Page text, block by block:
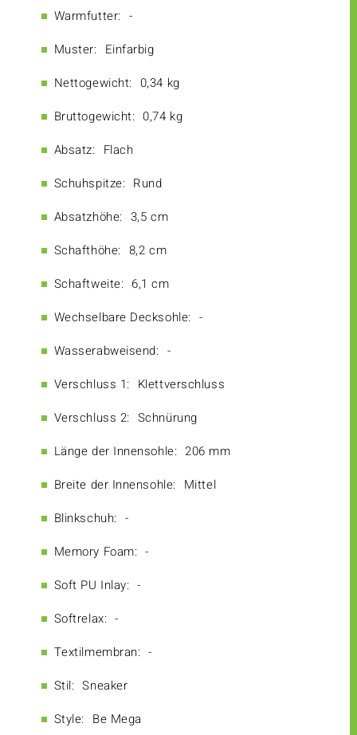
Warmfutter: -
Muster: Einfarbig
Nettogewicht: 0,34 kg
Bruttogewicht: 0,74 kg
Absatz: Flach
Schuhspitze: Rund
Absatzhöhe: 3,5 cm
Schafthöhe: 8,2 cm
Schaftweite: 6,1 cm
Wechselbare Decksohle: -
Wasserabweisend: -
Verschluss 1: Klettverschluss
Verschluss 2: Schnürung
Länge der Innensohle: 206 mm
Breite der Innensohle: Mittel
Blinkschuh: -
Memory Foam: -
Soft PU Inlay: -
Softrelax: -
Textilmembran: -
Stil: Sneaker
Style: Be Mega